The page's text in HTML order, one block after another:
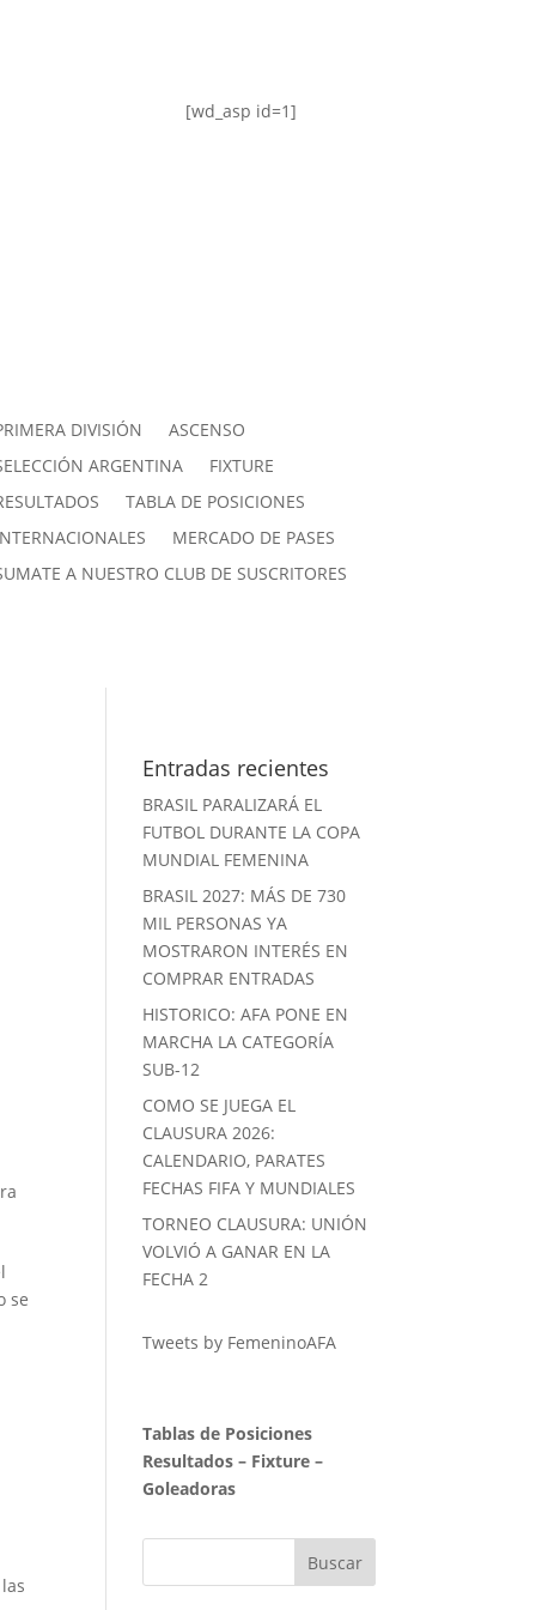
[wd_asp id=1]
DIVISIÓN
ASCENSO
ARGENTINA
FIXTURE
TABLA DE POSICIONES
MERCADO DE PASES
A NUESTRO CLUB DE SUSCRITORES
se
Entradas recientes
BRASIL PARALIZARÁ EL
FUTBOL DURANTE LA COPA
MUNDIAL FEMENINA
BRASIL 2027: MÁS DE 730
MIL PERSONAS YA
MOSTRARON INTERÉS EN
COMPRAR ENTRADAS
HISTORICO: AFA PONE EN
MARCHA LA CATEGORÍA
SUB-12
COMO SE JUEGA EL
CLAUSURA 2026:
CALENDARIO, PARATES
FECHAS FIFA Y MUNDIALES
TORNEO CLAUSURA: UNIÓN
VOLVIÓ A GANAR EN LA
FECHA 2
Tweets by FemeninoAFA
Tablas de Posiciones
Resultados – Fixture –
Goleadoras